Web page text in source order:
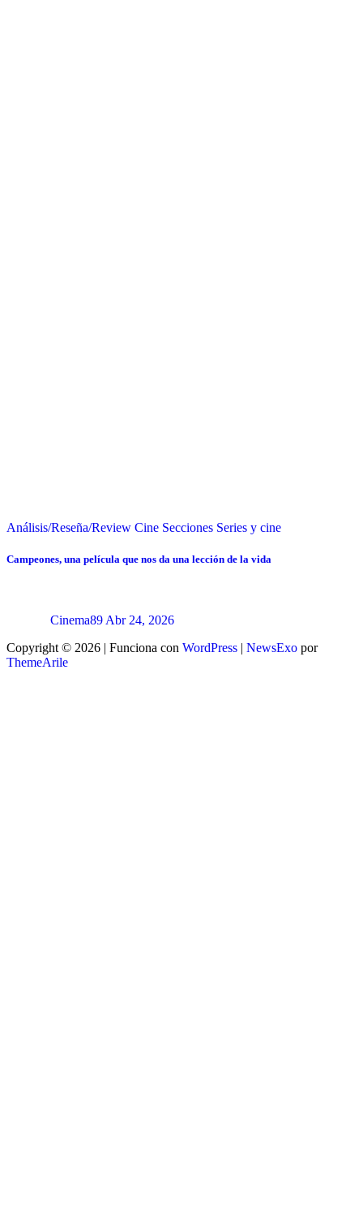
Análisis/Reseña/Review Cine Secciones Series y cine
Campeones, una película que nos da una lección de la vida
Cinema89 Abr 24, 2026
Copyright © 2026 | Funciona con WordPress | NewsExo por
ThemeArile